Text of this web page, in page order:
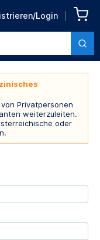
Login
Privatpersonen
weiterzuleiten.
oder